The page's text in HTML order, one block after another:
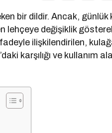
bir dildir. Ancak,
değişiklik
ilişkilendirilen,
karşılığı ve kullanım